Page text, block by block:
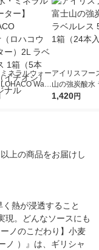
ミネラルウォー
Wate
ウォータ
アイリスフー
山の強炭酸水
レス 500ml 1
1,420円
上の商品をお届けし
熱が浸透すること
現。どんなソースにも
ノのこだわり】小麦
ノ ）』は、ギリシャ